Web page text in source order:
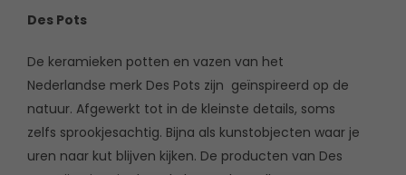
Des Pots
De keramieken potten en vazen van het
Nederlandse merk Des Pots zijn geïnspireerd op de
natuur. Afgewerkt tot in de kleinste details, soms
zelfs sprookjesachtig. Bijna als kunstobjecten waar je
uren naar kut blijven kijken. De producten van Des